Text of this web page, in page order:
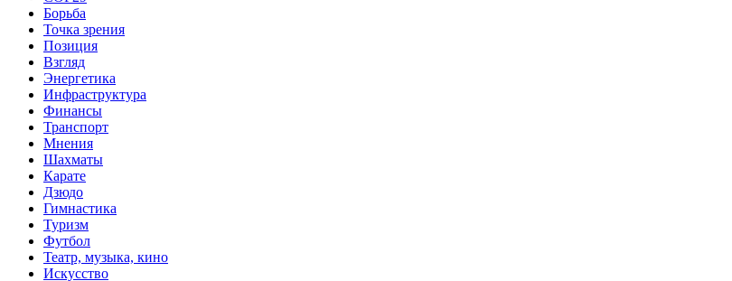
Борьба
Точка зрения
Позиция
Взгляд
Энергетика
Инфраструктура
Финансы
Транспорт
Мнения
Шахматы
Карате
Дзюдо
Гимнастика
Туризм
Футбол
Театр, музыка, кино
Искусство